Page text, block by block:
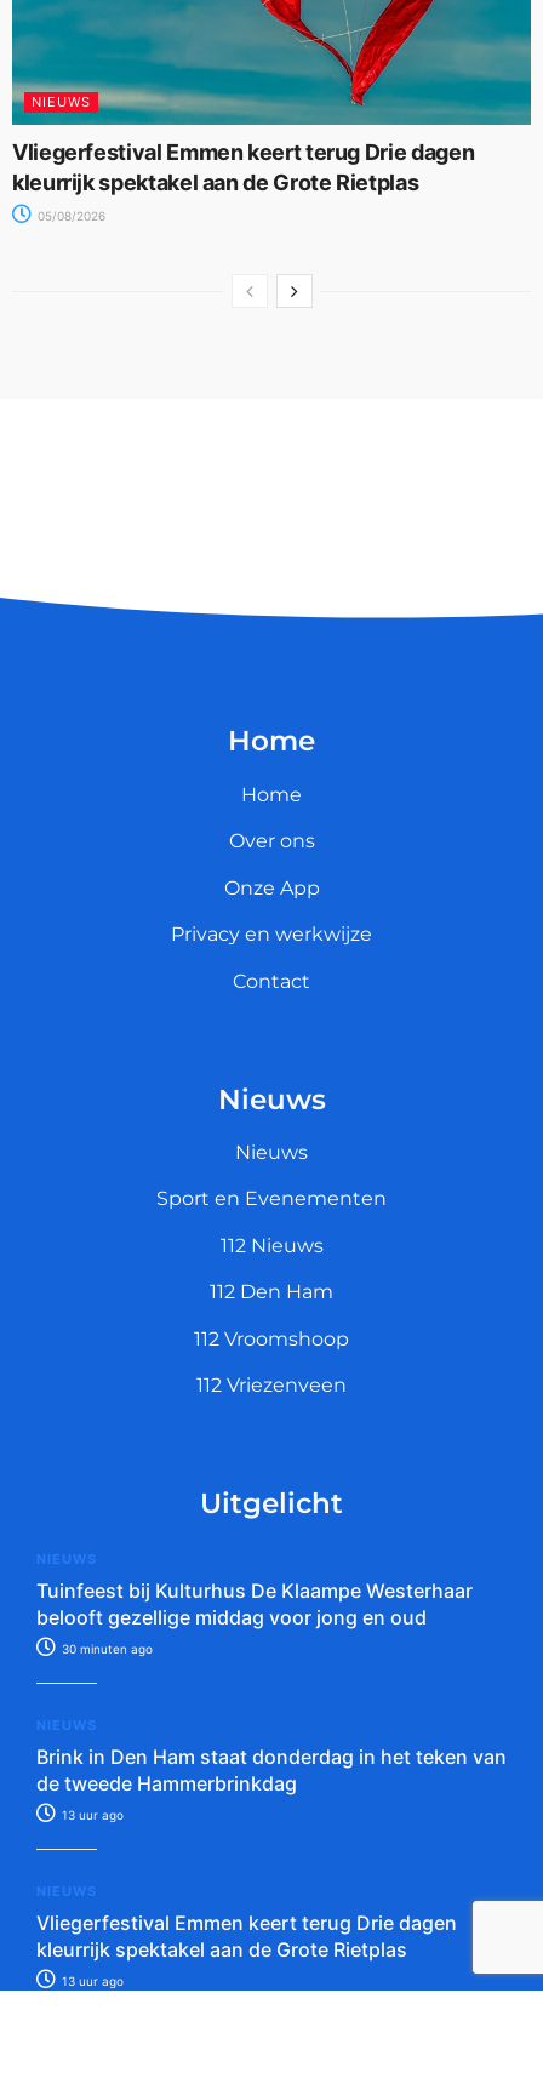
NIEUWS
Vliegerfestival Emmen keert terug Drie dagen
kleurrijk spektakel aan de Grote Rietplas
05/08/2026
Home
Home
Over ons
Onze App
Privacy en werkwijze
Contact
Nieuws
Nieuws
Sport en Evenementen
112 Nieuws
112 Den Ham
112 Vroomshoop
112 Vriezenveen
Uitgelicht
NIEUWS
Tuinfeest bij Kulturhus De Klaampe Westerhaar
belooft gezellige middag voor jong en oud
30 minuten ago
NIEUWS
Brink in Den Ham staat donderdag in het teken van
de tweede Hammerbrinkdag
13 uur ago
NIEUWS
Vliegerfestival Emmen keert terug Drie dagen
kleurrijk spektakel aan de Grote Rietplas
13 uur ago